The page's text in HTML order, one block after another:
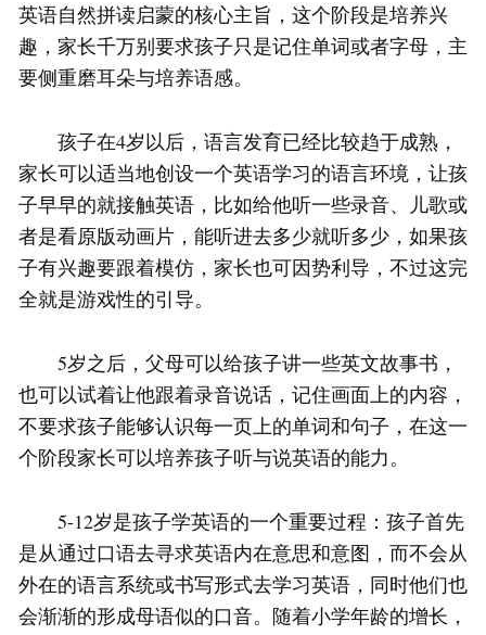
英语自然拼读启蒙的核心主旨，这个阶段是培养兴
趣，家长千万别要求孩子只是记住单词或者字母，主
要侧重磨耳朵与培养语感。
孩子在4岁以后，语言发育已经比较趋于成熟，
家长可以适当地创设一个英语学习的语言环境，让孩
子早早的就接触英语，比如给他听一些录音、儿歌或
者是看原版动画片，能听进去多少就听多少，如果孩
子有兴趣要跟着模仿，家长也可因势利导，不过这完
全就是游戏性的引导。
5岁之后，父母可以给孩子讲一些英文故事书，
也可以试着让他跟着录音说话，记住画面上的内容，
不要求孩子能够认识每一页上的单词和句子，在这一
个阶段家长可以培养孩子听与说英语的能力。
5-12岁是孩子学英语的一个重要过程：孩子首先
是从通过口语去寻求英语内在意思和意图，而不会从
外在的语言系统或书写形式去学习英语，同时他们也
会渐渐的形成母语似的口音。随着小学年龄的增长，